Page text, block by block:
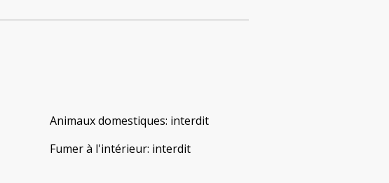
Animaux domestiques: interdit
Fumer à l'intérieur: interdit